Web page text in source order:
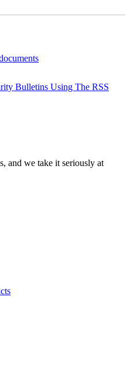
Bulletins Using The RSS
and we take it seriously at